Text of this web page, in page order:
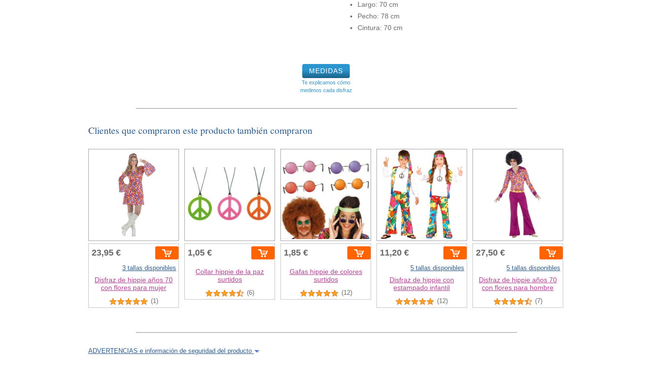
Largo: 70 cm
Pecho: 78 cm
Cintura: 70 cm
MEDIDAS
Te explicamos cómo
medimos cada disfraz
Clientes que compraron este producto también compraron
23,95 €
3 tallas disponibles
Disfraz de hippie años 70
con flores para mujer
(1)
1,05 €
Collar hippie de la paz
surtidos
(6)
1,85 €
Gafas hippie de colores
surtidos
(12)
11,20 €
5 tallas disponibles
Disfraz de hippie con
estampado infantil
(12)
27,50 €
5 tallas disponibles
Disfraz de hippie años 70
con flores para hombre
(7)
ADVERTENCIAS e información de seguridad del producto